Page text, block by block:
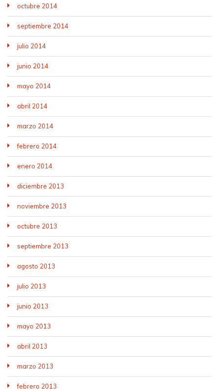
octubre 2014
septiembre 2014
julio 2014
junio 2014
mayo 2014
abril 2014
marzo 2014
febrero 2014
enero 2014
diciembre 2013
noviembre 2013
octubre 2013
septiembre 2013
agosto 2013
julio 2013
junio 2013
mayo 2013
abril 2013
marzo 2013
febrero 2013